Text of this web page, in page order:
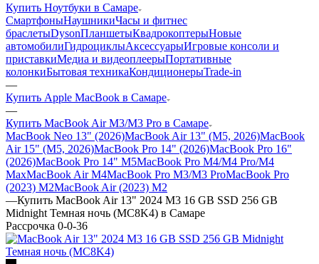
Купить Ноутбуки в Самаре
СмартфоныНаушникиЧасы и фитнес
браслетыDysonПланшетыКвадрокоптерыНовые
автомобилиГидроциклыАксессуарыИгровые консоли и
приставкиМедиа и видеоплеерыПортативные
колонкиБытовая техникаКондиционерыTrade-in
—
Купить Apple MacBook в Самаре
—
Купить MacBook Air M3/M3 Pro в Самаре
MacBook Neo 13" (2026)MacBook Air 13" (M5, 2026)MacBook
Air 15" (M5, 2026)MacBook Pro 14" (2026)MacBook Pro 16"
(2026)MacBook Pro 14" M5MacBook Pro M4/M4 Pro/M4
MaxMacBook Air M4MacBook Pro M3/M3 ProMacBook Pro
(2023) M2MacBook Air (2023) M2
—Купить MacBook Air 13" 2024 M3 16 GB SSD 256 GB
Midnight Темная ночь (MC8K4) в Самаре
Рассрочка 0-0-36